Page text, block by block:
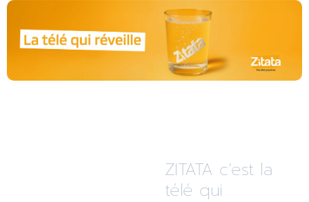
ZITATA c’est la
télé qui